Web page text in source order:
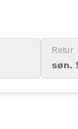
Retur
søn.